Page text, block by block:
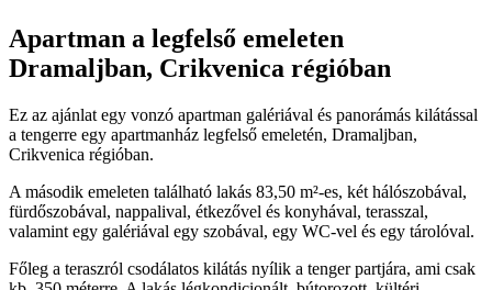
Apartman a legfelső emeleten
Dramaljban, Crikvenica régióban
Ez az ajánlat egy vonzó apartman galériával és panorámás kilátással
a tengerre egy apartmanház legfelső emeletén, Dramaljban,
Crikvenica régióban.
A második emeleten található lakás 83,50 m²-es, két hálószobával,
fürdőszobával, nappalival, étkezővel és konyhával, terasszal,
valamint egy galériával egy szobával, egy WC-vel és egy tárolóval.
Főleg a teraszról csodálatos kilátás nyílik a tenger partjára, ami csak